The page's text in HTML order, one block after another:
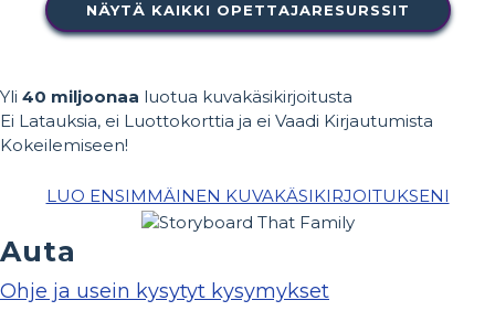
NÄYTÄ KAIKKI OPETTAJARESURSSIT
Yli 40 miljoonaa luotua kuvakäsikirjoitusta
Ei Latauksia, ei Luottokorttia ja ei Vaadi Kirjautumista
Kokeilemiseen!
LUO ENSIMMÄINEN KUVAKÄSIKIRJOITUKSENI
Auta
Ohje ja usein kysytyt kysymykset